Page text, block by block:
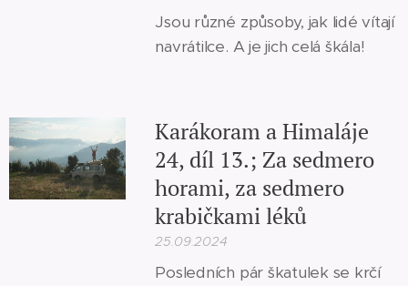
Jsou různé způsoby, jak lidé vítají
navrátilce. A je jich celá škála!
Karákoram a Himaláje
24, díl 13.; Za sedmero
horami, za sedmero
krabičkami léků
25.09.2024
Posledních pár škatulek se krčí